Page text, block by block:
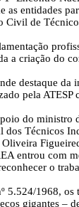
entidades
de
a criação do
destaque
pela
do
dos Técnicos
entrou com
o
5.524/1968,
gigantes –